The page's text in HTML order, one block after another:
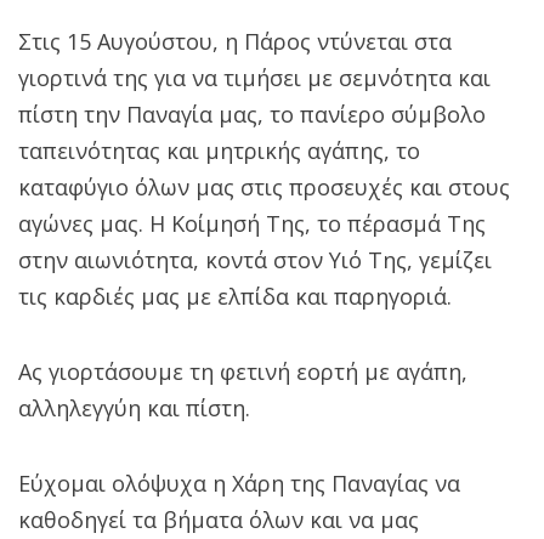
Στις 15 Αυγούστου, η Πάρος ντύνεται στα
γιορτινά της για να τιμήσει με σεμνότητα και
πίστη την Παναγία μας, το πανίερο σύμβολο
ταπεινότητας και μητρικής αγάπης, το
καταφύγιο όλων μας στις προσευχές και στους
αγώνες μας. Η Κοίμησή Της, το πέρασμά Της
στην αιωνιότητα, κοντά στον Υιό Της, γεμίζει
τις καρδιές μας με ελπίδα και παρηγοριά.
Ας γιορτάσουμε τη φετινή εορτή με αγάπη,
αλληλεγγύη και πίστη.
Εύχομαι ολόψυχα η Χάρη της Παναγίας να
καθοδηγεί τα βήματα όλων και να μας